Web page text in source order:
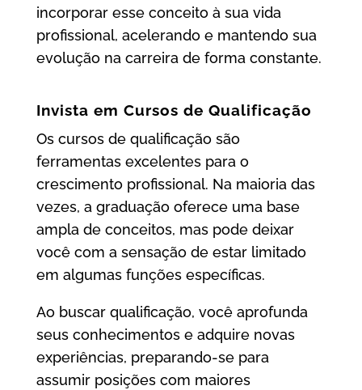
incorporar esse conceito à sua vida
profissional, acelerando e mantendo sua
evolução na carreira de forma constante.
Invista em Cursos de Qualificação
Os cursos de qualificação são
ferramentas excelentes para o
crescimento profissional. Na maioria das
vezes, a graduação oferece uma base
ampla de conceitos, mas pode deixar
você com a sensação de estar limitado
em algumas funções específicas.
Ao buscar qualificação, você aprofunda
seus conhecimentos e adquire novas
experiências, preparando-se para
assumir posições com maiores